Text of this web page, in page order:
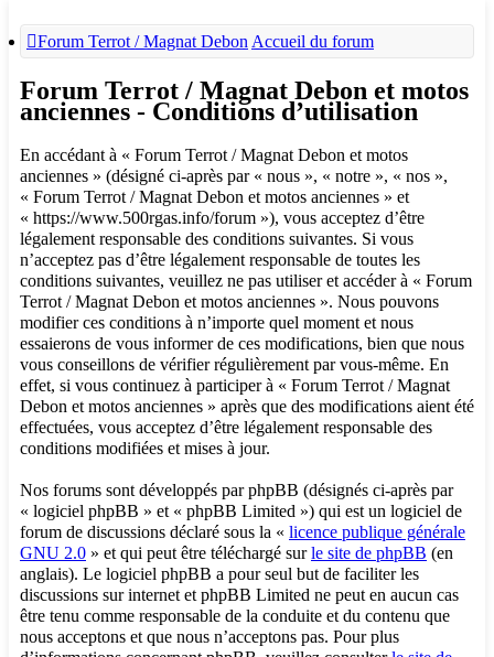
Forum Terrot / Magnat Debon Accueil du forum
Forum Terrot / Magnat Debon et motos
anciennes - Conditions d’utilisation
En accédant à « Forum Terrot / Magnat Debon et motos
anciennes » (désigné ci-après par « nous », « notre », « nos »,
« Forum Terrot / Magnat Debon et motos anciennes » et
« https://www.500rgas.info/forum »), vous acceptez d’être
légalement responsable des conditions suivantes. Si vous
n’acceptez pas d’être légalement responsable de toutes les
conditions suivantes, veuillez ne pas utiliser et accéder à « Forum
Terrot / Magnat Debon et motos anciennes ». Nous pouvons
modifier ces conditions à n’importe quel moment et nous
essaierons de vous informer de ces modifications, bien que nous
vous conseillons de vérifier régulièrement par vous-même. En
effet, si vous continuez à participer à « Forum Terrot / Magnat
Debon et motos anciennes » après que des modifications aient été
effectuées, vous acceptez d’être légalement responsable des
conditions modifiées et mises à jour.
Nos forums sont développés par phpBB (désignés ci-après par
« logiciel phpBB » et « phpBB Limited ») qui est un logiciel de
forum de discussions déclaré sous la « licence publique générale
GNU 2.0 » et qui peut être téléchargé surle site de phpBB (en
anglais). Le logiciel phpBB a pour seul but de faciliter les
discussions sur internet et phpBB Limited ne peut en aucun cas
être tenu comme responsable de la conduite et du contenu que
nous acceptons et que nous n’acceptons pas. Pour plus